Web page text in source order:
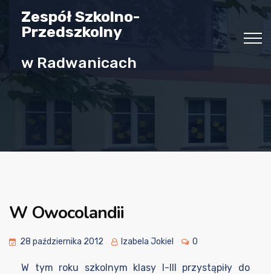
Zespół Szkolno-
Przedszkolny
w Radwanicach
W Owocolandii
28 października 2012 Izabela Jokiel 0
W tym roku szkolnym klasy I-III przystąpiły do